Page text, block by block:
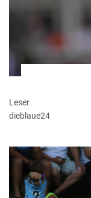
Leser
dieblaue24